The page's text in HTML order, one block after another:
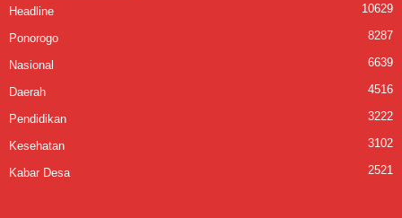
Headline 10629
Ponorogo 8287
Nasional 6639
Daerah 4516
Pendidikan 3222
Kesehatan 3102
Kabar Desa 2521